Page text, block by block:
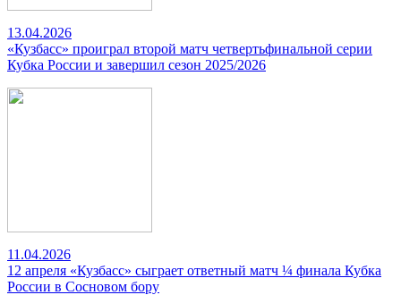
13.04.2026
«Кузбасс» проиграл второй матч четвертьфинальной серии
Кубка России и завершил сезон 2025/2026
11.04.2026
12 апреля «Кузбасс» сыграет ответный матч ¼ финала Кубка
России в Сосновом бору